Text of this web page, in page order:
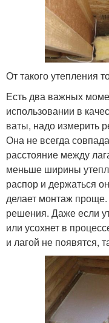
От такого утепления
Есть два важных
использовании в
ваты, надо измерить
Она не всегда
расстояние между
меньше ширины
распор и держаться
делает монтаж
решения. Даже если
или усохнет в
и лагой не появятся,